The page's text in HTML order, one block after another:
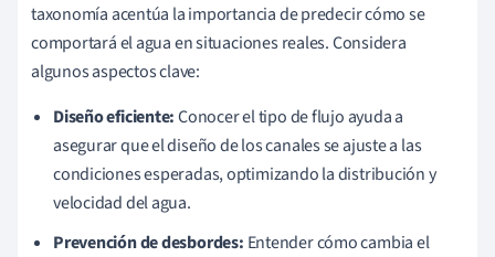
taxonomía acentúa la importancia de predecir cómo se
comportará el agua en situaciones reales. Considera
algunos aspectos clave:
Diseño eficiente:Conocer el tipo de flujo ayuda a
asegurar que el diseño de los canales se ajuste a las
condiciones esperadas, optimizando la distribución y
velocidad del agua.
Prevención de desbordes: Entender cómo cambia el